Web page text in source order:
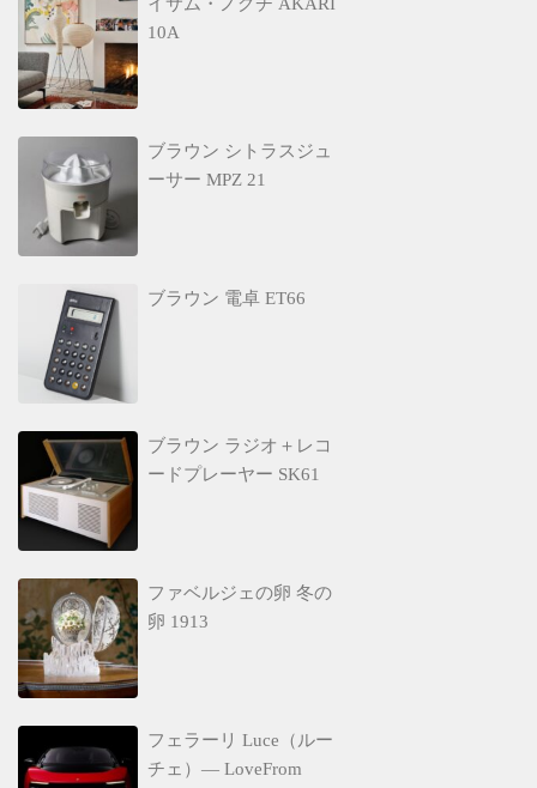
10A
ブラウン シトラスジュ
ーサー MPZ 21
ブラウン 電卓 ET66
ブラウン ラジオ＋レコ
ードプレーヤー SK61
ファベルジェの卵 冬の
卵 1913
フェラーリ Luce（ルー
チェ）— LoveFrom